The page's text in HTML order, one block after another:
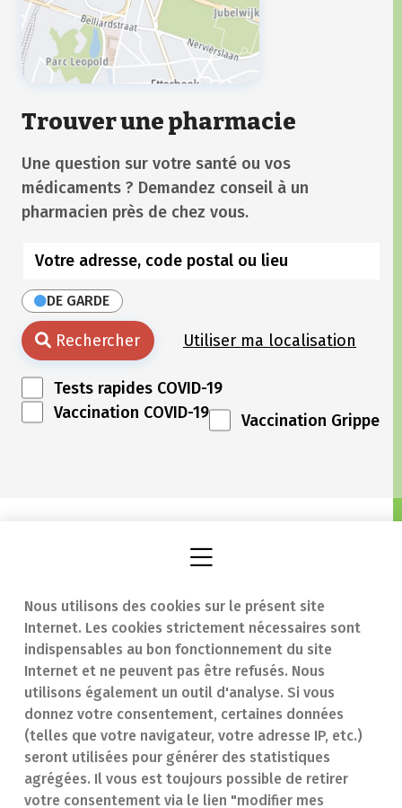
Nous utilisons des cookies sur le présent site
Internet. Les cookies strictement nécessaires sont
indispensables au bon fonctionnement du site
Internet et ne peuvent pas être refusés. Nous
utilisons également un outil d'analyse. Si vous
donnez votre consentement, certaines données
(telles que votre navigateur, votre adresse IP, etc.)
seront utilisées pour générer des statistiques
agrégées. Il vous est toujours possible de retirer
votre consentement via le lien "modifier mes
Trouver une pharmacie
Une question sur votre santé ou vos
médicaments ? Demandez conseil à un
pharmacien près de chez vous.
DE GARDE
Rechercher Utiliser ma localisation
Tests rapides COVID-19
Vaccination COVID-19
Vaccination Grippe
Trouver une
pharmacie
Notre expertise
Maladies
Médicaments
En cas d'urgence
Contact
Questions
fréquentes (FAQ)